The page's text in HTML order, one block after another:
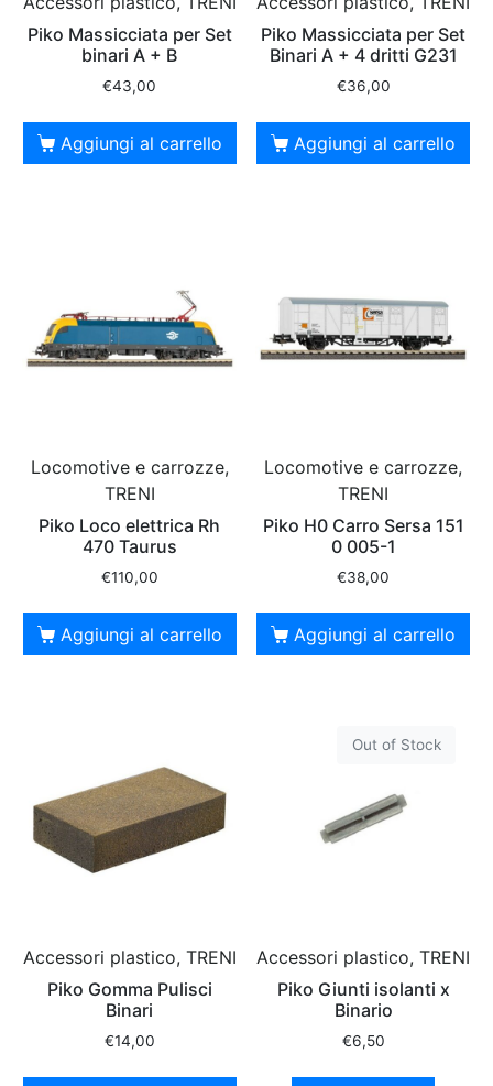
Piko Massicciata per Set
binari A + B
€43,00
Aggiungi al carrello
Piko Massicciata per Set
Binari A + 4 dritti G231
€36,00
Aggiungi al carrello
Locomotive e carrozze,
TRENI
Piko Loco elettrica Rh
470 Taurus
€110,00
Aggiungi al carrello
Locomotive e carrozze,
TRENI
Piko H0 Carro Sersa 151
0 005-1
€38,00
Aggiungi al carrello
Accessori plastico, TRENI
Piko Gomma Pulisci
Binari
€14,00
Out of Stock
Accessori plastico, TRENI
Piko Giunti isolanti x
Binario
€6,50